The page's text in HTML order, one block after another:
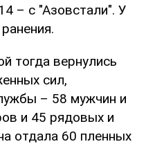
– с "Азовстали". У
тогда вернулись
сил,
– 58 мужчин и
и 45 рядовых и
отдала 60 пленных